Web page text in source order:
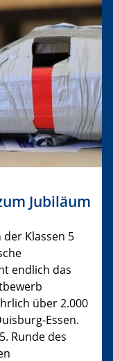
Jubiläum
Klassen 5
endlich das
über 2.000
Essen.
Runde des